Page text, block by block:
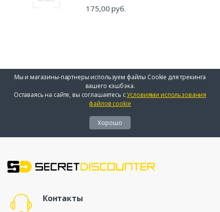
175,00 руб.
Мы и магазины-партнеры используем файлы Cookie для трекинга
вашего кэшбэка.
Оставаясь на сайте, вы соглашаетесь сУсловиями использования
файлов cookie
Хорошо
Контакты